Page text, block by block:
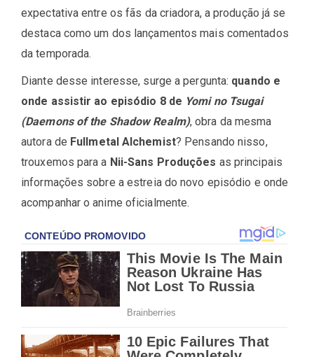
expectativa entre os fãs da criadora, a produção já se
destaca como um dos lançamentos mais comentados
da temporada.
Diante desse interesse, surge a pergunta: quando e
onde assistir ao episódio 8 de Yomi no Tsugai
(Daemons of the Shadow Realm), obra da mesma
autora de Fullmetal Alchemist? Pensando nisso,
trouxemos para a Nii-Sans Produções as principais
informações sobre a estreia do novo episódio e onde
acompanhar o anime oficialmente.